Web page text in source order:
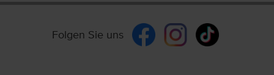
Folgen Sie uns